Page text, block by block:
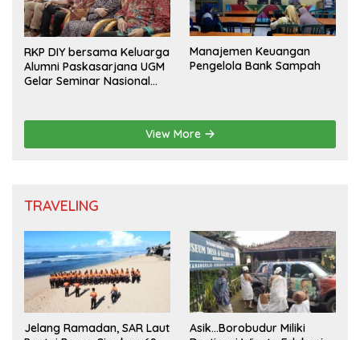
RKP DIY bersama Keluarga
Alumni Paskasarjana UGM
Gelar Seminar Nasional
Manajemen Keuangan
Pengelola Bank Sampah
View More
TRAVELING
Jelang Ramadan, SAR Laut
Asik…Borobudur Miliki